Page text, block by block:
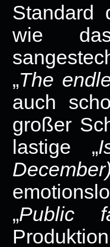
Standard
wie
„The
auch
großer
lastige „
„Public